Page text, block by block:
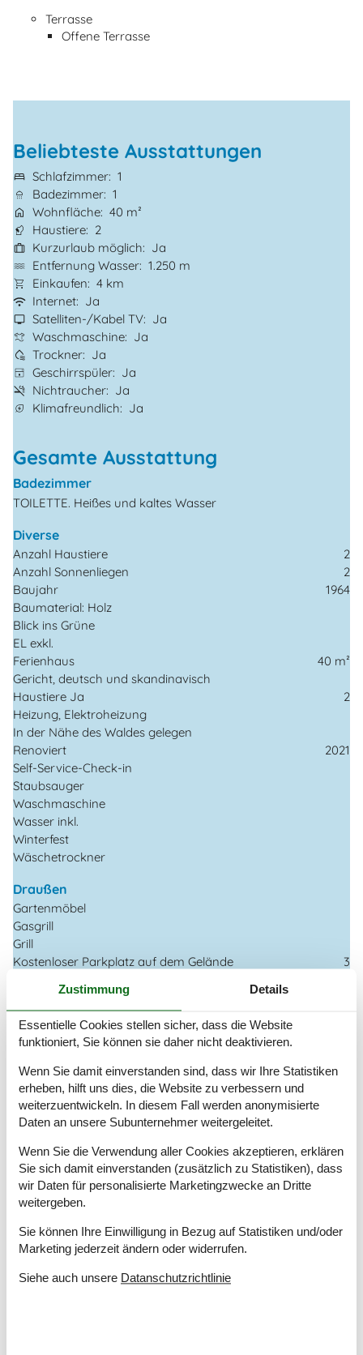
Terrasse
Offene Terrasse
Beliebteste Ausstattungen
Schlafzimmer 1
Badezimmer 1
Wohnfläche 40 m²
Haustiere
2
Kurzurlaub möglich
Ja
Entfernung Wasser 1.250 m
Einkaufen
4 km
Internet
Ja
Satelliten-/Kabel TV
Ja
Waschmaschine
Ja
Trockner
Ja
Geschirrspüler
Ja
Nichtraucher
Ja
Klimafreundlich
Ja
Gesamte Ausstattung
Badezimmer
TOILETTE. Heißes und kaltes Wasser
Diverse
Anzahl Haustiere
2
Anzahl Sonnenliegen
2
Baujahr
1964
Baumaterial: Holz
Blick ins Grüne
EL exkl.
Ferienhaus
40 m²
Gericht, deutsch und skandinavisch
Haustiere Ja
2
Heizung, Elektroheizung
In der Nähe des Waldes gelegen
Renoviert
2021
Self-Service-Check-in
Staubsauger
Waschmaschine
Wasser inkl.
Winterfest
Wäschetrockner
Draußen
Gartenmöbel
Gasgrill
Grill
Kostenloser Parkplatz auf dem Gelände
3
Drinnen
Rauchmelder
Teilweise Fußbodenheizung
Elektrogeräte
1 Fernseher
DK-DR1/TV2
In der Nähe
Die nächste Stadt
Entf. zum Wasser/Baden
Entfernung zu alt. Wasser/Baden
1,3 km
Entfernung zu Angelmöglichkeiten
Markierter Wanderweg
Zustimmung Details
Essentielle Cookies stellen sicher, dass die Website
funktioniert, Sie können sie daher nicht deaktivieren.
Wenn Sie damit einverstanden sind, dass wir Ihre Statistiken
erheben, hilft uns dies, die Website zu verbessern und
weiterzuentwickeln. In diesem Fall werden anonymisierte
Daten an unsere Subunternehmer weitergeleitet.
Wenn Sie die Verwendung aller Cookies akzeptieren, erklären
Sie sich damit einverstanden (zusätzlich zu Statistiken), dass
wir Daten für personalisierte Marketingzwecke an Dritte
weitergeben.
Sie können Ihre Einwilligung in Bezug auf Statistiken und/oder
Marketing jederzeit ändern oder widerrufen.
Siehe auch unsere Datanschutzrichtlinie